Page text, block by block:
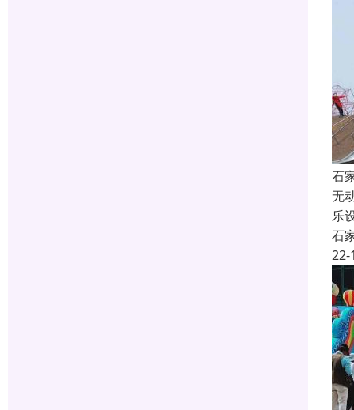
石
无
乐
石
22-